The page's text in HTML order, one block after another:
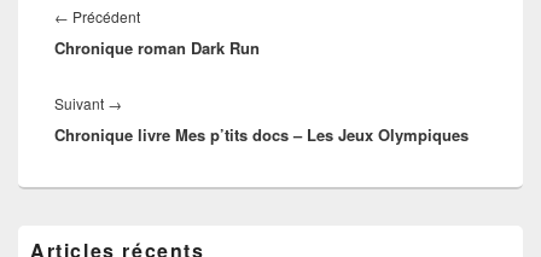
de
l’article
← PrécédentArticle
précédent :
Chronique roman Dark Run
Suivant →
suivant :
Chronique livre Mes p’tits docs – Les Jeux Olympiques
Articles récents